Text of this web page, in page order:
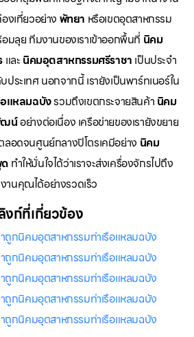
งเที่ยวอย่าง พัทยา หรือเขตอุตสาหกรรม
อมลุย ทีมงานของเราเข้าออกพื้นที่ นิคม
และ นิคมอุตสาหกรรมศรีราชา เป็นประจำ
ประเทศ นอกจากนี้ เรายังเป็นพาร์ทเนอร์ใน
แหลมฉบังรวมถึงเขตกระจายสินค้า นิคม
ฒน์อย่างต่อเนื่อง เครือข่ายของเรายังขยาย
ลอดจนศูนย์กลางปิโตรเคมีอย่าง นิคม
ทำให้มั่นใจได้ว่าเราจะส่งเครื่องจักรไปถึง
านคุณได้อย่างรวดเร็ว
งก์ที่เกี่ยวข้อง
ถูกนิคมอุตสาหกรรมท่าเรือแหลมฉบัง
ถูกนิคมอุตสาหกรรมท่าเรือแหลมฉบัง
ถูกนิคมอุตสาหกรรมท่าเรือแหลมฉบัง
ถูกนิคมอุตสาหกรรมท่าเรือแหลมฉบัง
ถูกนิคมอุตสาหกรรมท่าเรือแหลมฉบัง